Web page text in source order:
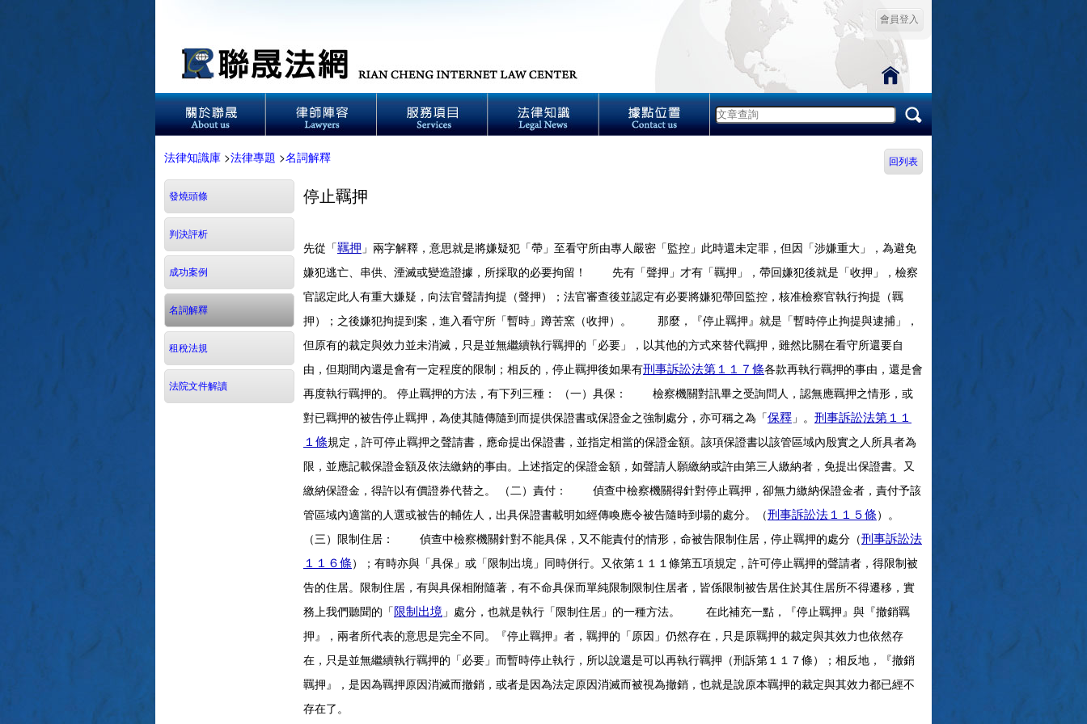
會員登入
法律知識庫 >法律專題 >名詞解釋 回列表
發燒頭條
判決評析
成功案例
名詞解釋
租稅法規
法院文件解讀
停止羈押
先從「羈押 」兩字解釋，意思就是將嫌疑犯「帶」至看守所由專人嚴密「監控」此時還未定罪，但因「涉嫌重大」，為避免
嫌犯逃亡、串供、湮滅或變造證據，所採取的必要拘留！ 先有「聲押」才有「羈押」，帶回嫌犯後就是「收押」，檢察
官認定此人有重大嫌疑，向法官聲請拘提（聲押）；法官審查後並認定有必要將嫌犯帶回監控，核准檢察官執行拘提（羈
押）；之後嫌犯拘提到案，進入看守所「暫時」蹲苦窯（收押）。 那麼，『停止羈押』就是「暫時停止拘提與逮捕」，
但原有的裁定與效力並未消滅，只是並無繼續執行羈押的「必要」，以其他的方式來替代羈押，雖然比關在看守所還要自
由，但期間內還是會有一定程度的限制；相反的，停止羈押後如果有刑事訴訟法第１１７條各款再執行羈押的事由，還是會
再度執行羈押的。 停止羈押的方法，有下列三種：
（一）具保：
檢察機關對訊畢之受詢問人，認無應羈押之情形，或
對已羈押的被告停止羈押，為使其隨傳隨到而提供保證書或保證金之強制處分，亦可稱之為「保釋 」。 刑事訴訟法第１１
１條規定，許可停止羈押之聲請書，應命提出保證書，並指定相當的保證金額。該項保證書以該管區域內殷實之人所具者為
限，並應記載保證金額及依法繳鈉的事由。上述指定的保證金額，如聲請人願繳納或許由第三人繳納者，免提出保證書。又
繳納保證金，得許以有價證券代替之。
（二）責付：
偵查中檢察機關得針對停止羈押，卻無力繳納保證金者，責付予該
管區域內適當的人選或被告的輔佐人，出具保證書載明如經傳喚應令被告隨時到場的處分。（刑事訴訟法１１５條）。
（三）限制住居：
偵查中檢察機關針對不能具保，又不能責付的情形，命被告限制住居，停止羈押的處分（刑事訴訟法
１１６條）；有時亦與「具保」或「限制出境」同時併行。又依第１１１條第五項規定，許可停止羈押的聲請者，得限制被
告的住居。限制住居，有與具保相附隨著，有不命具保而單純限制限制住居者，皆係限制被告居住於其住居所不得遷移，實
務上我們聽聞的「限制出境 」處分，也就是執行「限制住居」的一種方法。 在此補充一點，『停止羈押』與『撤銷羈
押』，兩者所代表的意思是完全不同。『停止羈押』者，羈押的「原因」仍然存在，只是原羈押的裁定與其效力也依然存
在，只是並無繼續執行羈押的「必要」而暫時停止執行，所以說還是可以再執行羈押（刑訴第１１７條）；相反地，『撤銷
羈押』，是因為羈押原因消滅而撤銷，或者是因為法定原因消滅而被視為撤銷，也就是說原本羈押的裁定與其效力都已經不
存在了。